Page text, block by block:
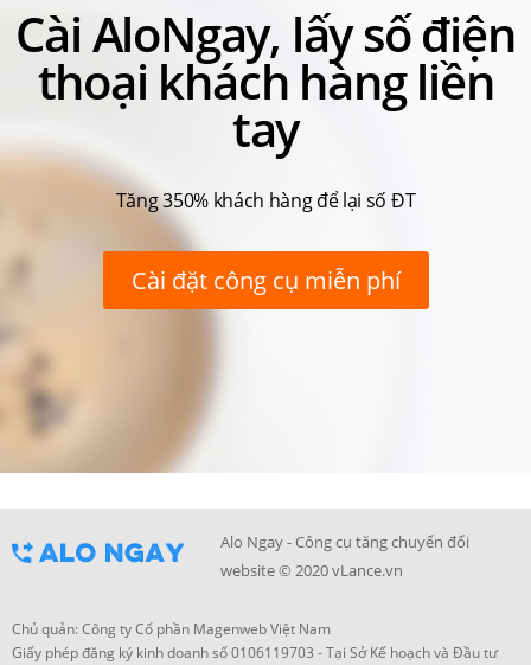
Cài AloNgay, lấy số điện
thoại khách hàng liền
tay
Tăng 350% khách hàng để lại số ĐT
Cài đặt công cụ miễn phí
Alo Ngay - Công cụ tăng chuyển đổi
website © 2020 vLance.vn
Chủ quản: Công ty Cổ phần Magenweb Việt Nam
Giấy phép đăng ký kinh doanh số 0106119703 - Tại Sở Kế hoạch và Đầu tư